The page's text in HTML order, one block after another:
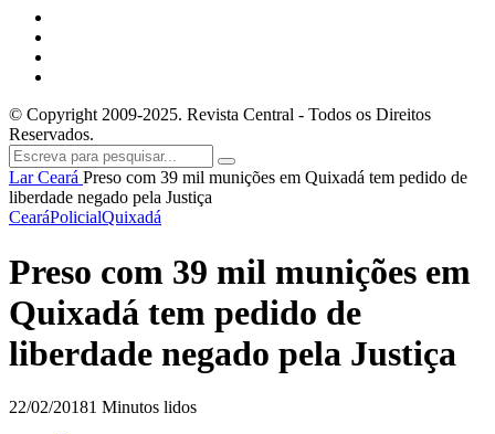
© Copyright 2009-2025. Revista Central - Todos os Direitos
Reservados.
LarCeará Preso com 39 mil munições em Quixadá tem pedido de
liberdade negado pela Justiça
CearáPolicialQuixadá
Preso com 39 mil munições em
Quixadá tem pedido de
liberdade negado pela Justiça
22/02/20181 Minutos lidos